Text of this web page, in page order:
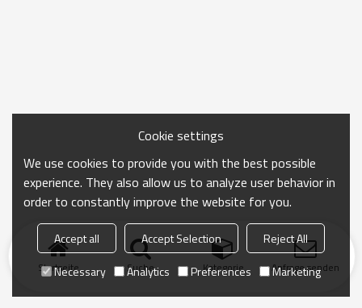
Startseite Suche Kategorie Anfrage senden
Cookie settings
We use cookies to provide you with the best possible
experience. They also allow us to analyze user behavior in
order to constantly improve the website for you.
Accept all Accept Selection
Reject All
Necessary
Analytics Preferences Marketing